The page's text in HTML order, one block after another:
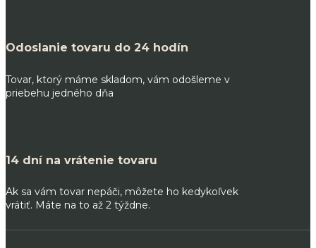
Odoslanie tovaru do 24 hodín
Tovar, ktorý máme skladom, vám odošleme v
priebehu jedného dňa
14 dní na vrátenie tovaru
Ak sa vám tovar nepáči, môžete ho kedykoľvek
vrátiť. Máte na to až 2 týždne.